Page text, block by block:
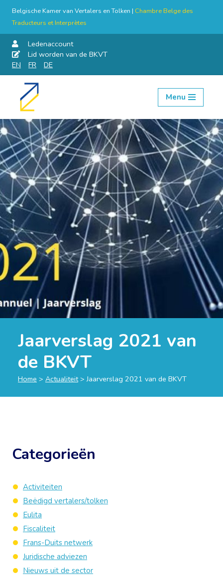
Belgische Kamer van Vertalers en Tolken | Chambre Belge des
Traducteurs et Interprètes
Ledenaccount
Lid worden van de BKVT
EN
FR DE
Skip
content
Menu
Jaarverslag 2021 van
de BKVT
Home > Actualiteit>Jaarverslag 2021 van de BKVT
Categorieën
Activiteiten
Beëdigd vertalers/tolken
Eulita
Fiscaliteit
Frans-Duits netwerk
Juridische adviezen
Nieuws uit de sector